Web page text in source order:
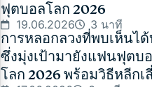
ฟุตบอลโลก 2026
19.06.2026 3 นาที
การหลอกลวงที่พบเห็นไ
ซึ่งมุ่งเป้ามายังแฟนฟุตบ
โลก 2026 พร้อมวิธีหลีกเ